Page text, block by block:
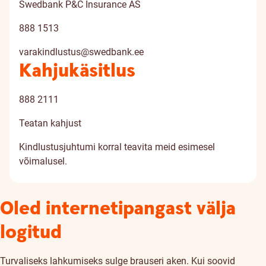
Swedbank P&C Insurance AS
888 1513
varakindlustus@swedbank.ee
Kahjukäsitlus
888 2111
Teatan kahjust
Kindlustusjuhtumi korral teavita meid esimesel
võimalusel.
Oled internetipangast välja
logitud
Turvaliseks lahkumiseks sulge brauseri aken. Kui soovid